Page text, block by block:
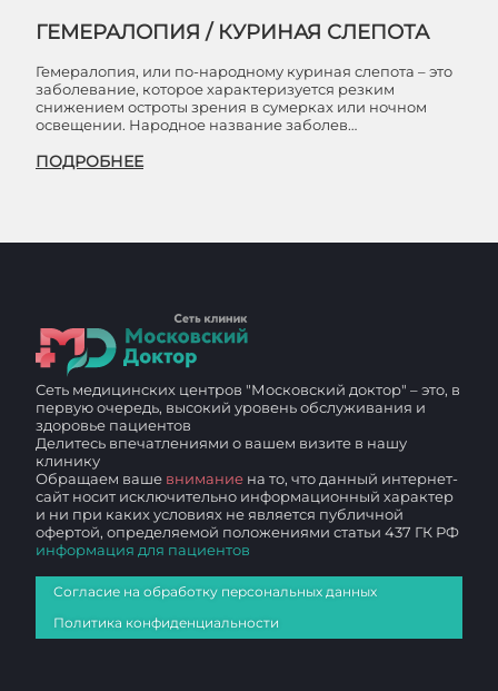
ГЕМЕРАЛОПИЯ / КУРИНАЯ СЛЕПОТА
Гемералопия, или по-народному куриная слепота – это
заболевание, которое характеризуется резким
снижением остроты зрения в сумерках или ночном
освещении. Народное название заболев…
ПОДРОБНЕЕ
Сеть медицинских центров "Московский доктор" – это, в
первую очередь, высокий уровень обслуживания и
здоровье пациентов
Делитесь впечатлениями о вашем визите в нашу
клинику
Обращаем ваше внимание на то, что данный интернет-
сайт носит исключительно информационный характер
и ни при каких условиях не является публичной
офертой, определяемой положениями статьи 437 ГК РФ
информация для пациентов
Согласие на обработку персональных данных
Политика конфиденциальности